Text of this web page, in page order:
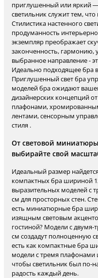
приглушенный или яркий
светильник служит тем, что
Стилистика настенного
продуманность
экземпляр преображает
законченность, гармонию,
выбранное направление -
Идеально подходящее бра
Приглушенный свет бра
моделей бра ожидают
дизайнерских концепций
плафонами,
лентами, сенсорным
стиля .
От световой
выбирайте свой
Идеальный размер
компактных бра шириной
выразительных моделей с
см для просторных стен.
есть миниатюрные бра
изящным световым
гостиной? Модели с
см создадут полноценную
есть как компактные бра
модели с тремя
чтобы светильник был по-
радость каждый день.